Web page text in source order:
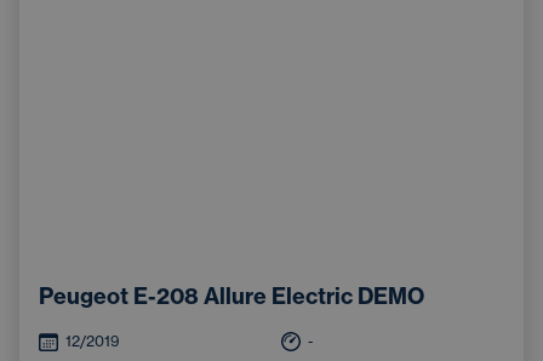
Peugeot E-208 Allure Electric DEMO
12/2019 -